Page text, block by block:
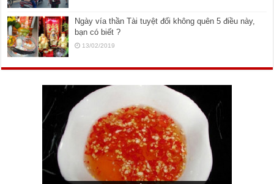
Ngày vía thần Tài tuyệt đối không quên 5 điều này,
bạn có biết ?
13/02/2019